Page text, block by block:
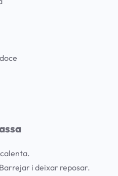
calenta.
i deixar reposar.